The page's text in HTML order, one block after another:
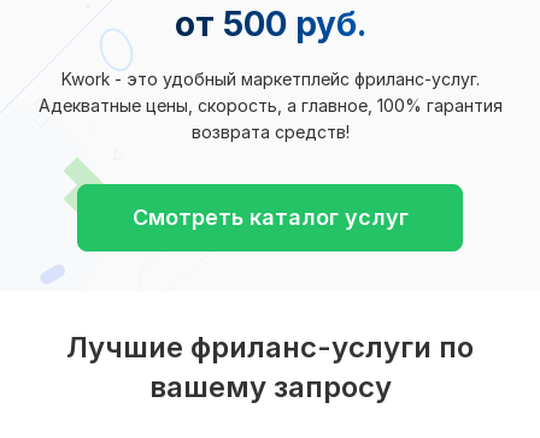
от 500 руб.
Kwork - это удобный маркетплейс фриланс-услуг.
Адекватные цены, скорость, а главное, 100% гарантия
возврата средств!
Смотреть каталог услуг
Лучшие фриланс-услуги по
вашему запросу